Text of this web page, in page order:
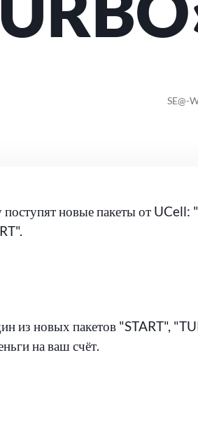
SE@-
новые пакеты от UCell:
из новых пакетов "START",
на ваш счёт.